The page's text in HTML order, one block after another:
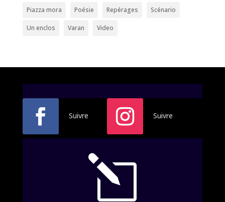
Piazza mora Poésie Repérages Scénario
Un enclos Varan Video
Suivre Suivre
l